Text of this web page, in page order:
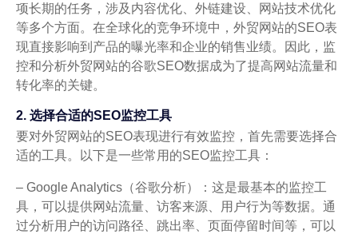
项长期的任务，涉及内容优化、外链建设、网站技术优化
等多个方面。在全球化的竞争环境中，外贸网站的SEO表
现直接影响到产品的曝光率和企业的销售业绩。因此，监
控和分析外贸网站的谷歌SEO数据成为了提高网站流量和
转化率的关键。
2. 选择合适的SEO监控工具
要对外贸网站的SEO表现进行有效监控，首先需要选择合
适的工具。以下是一些常用的SEO监控工具：
– Google Analytics（谷歌分析）：这是最基本的监控工
具，可以提供网站流量、访客来源、用户行为等数据。通
过分析用户的访问路径、跳出率、页面停留时间等，可以